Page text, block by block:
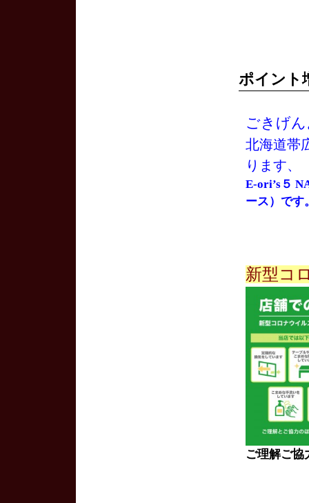
ポイント
ごきげ
北海道帯
ります、
E-ori’s５
ース）です
新型コ
ご理解ご協